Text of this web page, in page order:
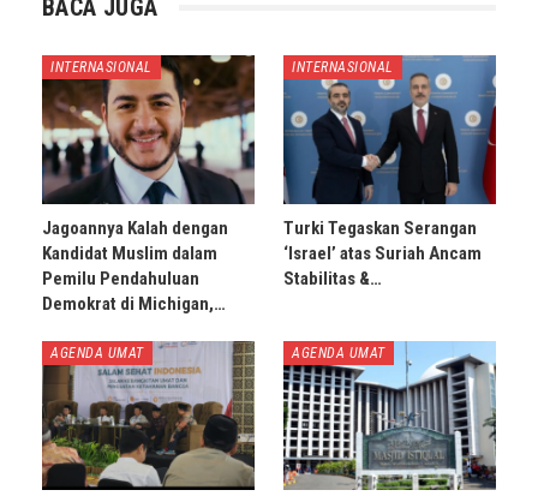
BACA JUGA
INTERNASIONAL
Jagoannya Kalah dengan
Kandidat Muslim dalam
Pemilu Pendahuluan
Demokrat di Michigan,…
INTERNASIONAL
Turki Tegaskan Serangan
‘Israel’ atas Suriah Ancam
Stabilitas &…
AGENDA UMAT AGENDA UMAT